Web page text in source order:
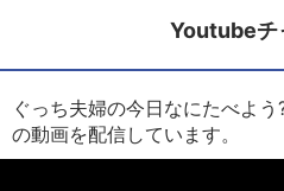
Youtubeチ
ぐっち夫婦の今日なにたべよ
の動画を配信しています。